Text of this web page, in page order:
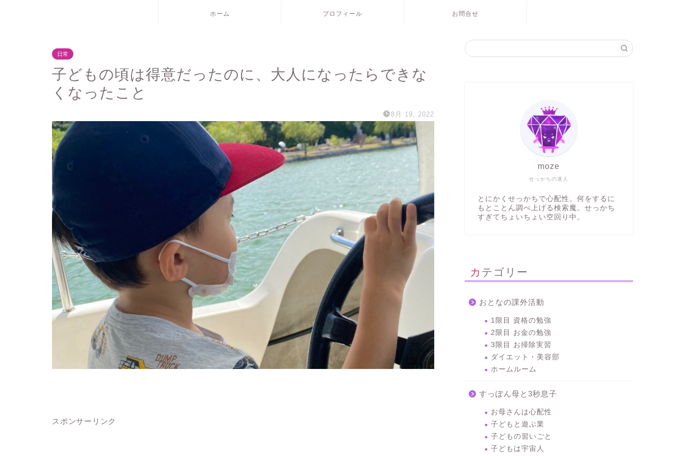
ホーム プロフィール お問合せ
日常
子どもの頃は得意だったのに、大人になったらできな
くなったこと
8月 19, 2022
スポンサーリンク
せっかちの達人
moze
とにかくせっかちで心配性。何をするに
もとことん調べ上げる検索魔。せっかち
すぎてちょいちょい空回り中。
カテゴリー
おとなの課外活動
1限目 資格の勉強
2限目 お金の勉強
3限目 お掃除実習
ダイエット・美容部
ホームルーム
すっぽん母と3秒息子
お母さんは心配性
子どもと遊ぶ業
子どもの習いごと
子どもは宇宙人